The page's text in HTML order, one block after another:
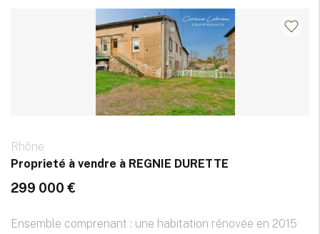
Rhône
Proprieté à vendre à REGNIE DURETTE
299 000 €
Ensemble comprenant : une habitation rénovée en 2015